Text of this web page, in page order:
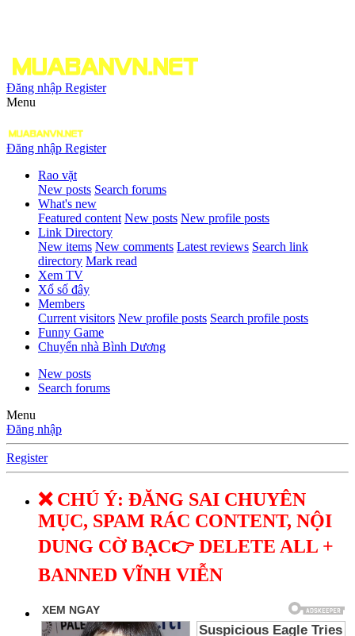
Đăng nhập Register
Menu
Đăng nhập Register
Rao vặt
New posts Search forums
What's new
Featured content New posts New profile posts
Link Directory
New items New comments Latest reviews Search link
directory Mark read
Xem TV
Xổ số đây
Members
Current visitors New profile posts Search profile posts
Funny Game
Chuyển nhà Bình Dương
New posts
Search forums
Menu
Đăng nhập
Register
❌ CHÚ Ý: ĐĂNG SAI CHUYÊN
MỤC, SPAM RÁC CONTENT, NỘI
DUNG CỜ BẠC👉 DELETE ALL +
BANNED VĨNH VIỄN